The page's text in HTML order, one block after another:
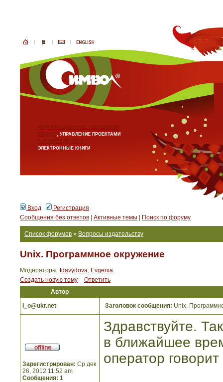
ИНФОРМАЦИОННЫЕ ТЕХНОЛОГИИ
БИЗНЕС, УПРАВЛЕНИЕ ПРОЕКТАМИ
АНГЛИЙСКИЙ ЯЗЫК
ЭЛЕКТРОННЫЕ КНИГИ
Вход
Регистрация
Сообщения без ответов
Активные темы Поиск по форуму
Список форумов » Вопросы издательству
Unix. Программное окружение
Модераторы: tdavydova, Evgenia
Создать новую тему
Ответить
Автор
i_o@ukr.net
Заголовок сообщения: Unix.
Зарегистрирован: Ср дек
26, 2012 11:52 am
Сообщения: 1
Здравствуйте.
в ближайшее
оператор